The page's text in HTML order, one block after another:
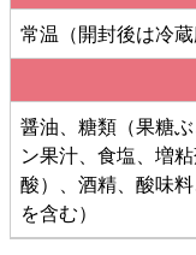
常温（開封後は冷蔵
醤油、糖類（果糖
ン果汁、食塩、増
酸）、酒精、酸味
を含む）